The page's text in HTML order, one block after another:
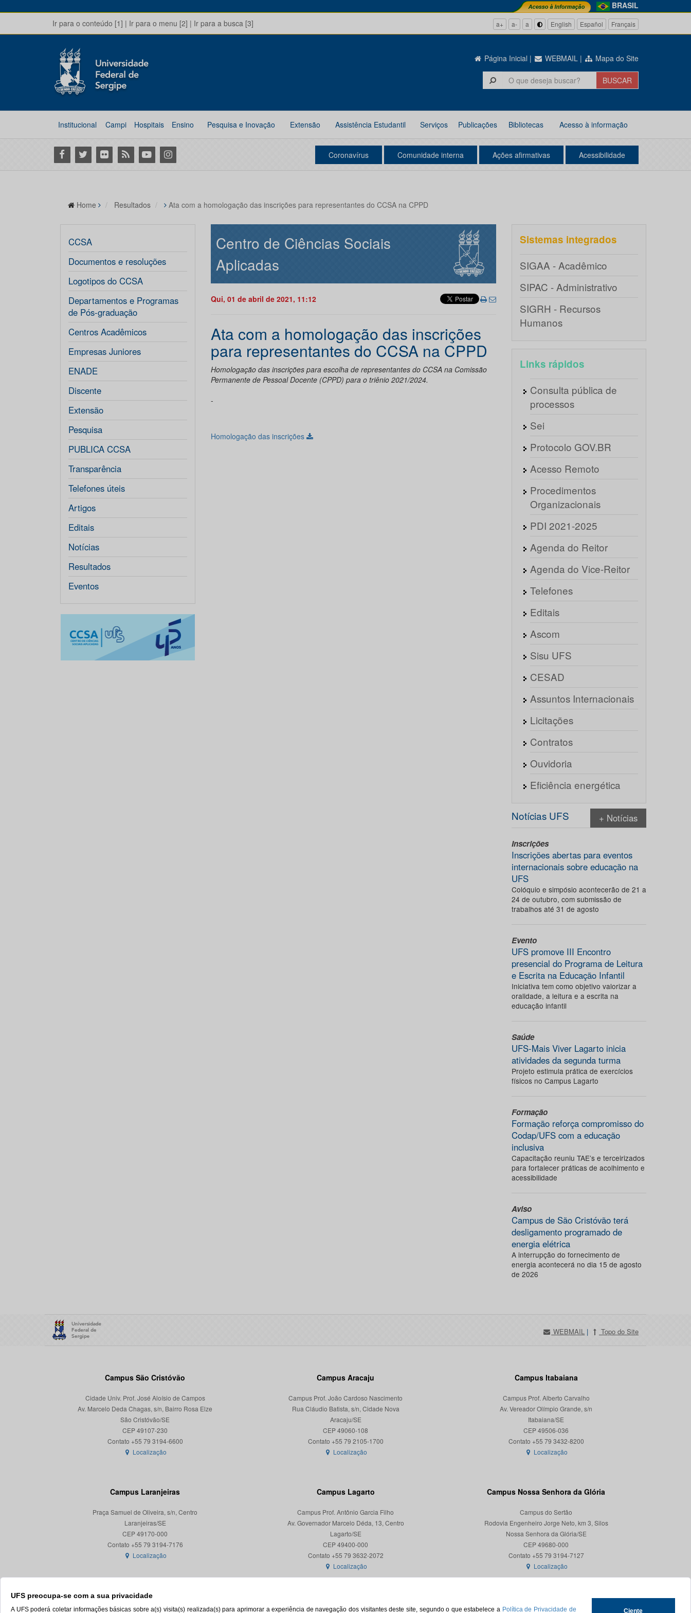
BRASIL
Ir para o conteúdo [1] | Ir para o menu [2] | Ir para a busca [3] a+ a- a English Español Français
Página Inicial | WEBMAIL | Mapa do Site
Institucional Campi Hospitais Ensino Pesquisa e Inovação Extensão Assistência Estudantil Serviços Publicações Bibliotecas Acesso à informação
Facebook
Twitter Flickr RSS YoutubeInstagram Coronavírus Comunidade interna Ações afirmativas Acessibilidade
UFS preocupa-se com a sua privacidade
A UFS poderá coletar informações básicas sobre a(s) visita(s) realizada(s) para aprimorar a experiência de navegação dos visitantes deste site, segundo o que estabelece a Política de Privacidade de Ciente
Home Resultados Ata com a homologação das inscrições para representantes do CCSA na CPPD
CCSA
Documentos e resoluções
Logotipos do CCSA
Departamentos e Programas
de Pós-graduação
Centros Acadêmicos
Empresas Juniores
ENADE
Discente
Extensão
Pesquisa
PUBLICA CCSA
Transparência
Telefones úteis
Artigos
Editais
Notícias
Resultados
Eventos
Centro de Ciências Sociais
Aplicadas
Qui, 01 de abril de 2021, 11:12
Ata com a homologação das inscrições
para representantes do CCSA na CPPD
Homologação das inscrições para escolha de representantes do CCSA na Comissão
Permanente de Pessoal Docente (CPPD) para o triênio 2021/2024.
-
Homologação das inscrições
Sistemas integrados
SIGAA - Acadêmico
SIPAC - Administrativo
SIGRH - Recursos
Humanos
Links rápidos
Consulta pública de
processos
Sei
Protocolo GOV.BR
Acesso Remoto
Procedimentos
Organizacionais
PDI 2021-2025
Agenda do Reitor
Agenda do Vice-Reitor
Telefones
Editais
Ascom
Sisu UFS
CESAD
Assuntos Internacionais
Licitações
Contratos
Ouvidoria
Eficiência energética
Notícias UFS + Notícias
Inscrições
Inscrições abertas para eventos
internacionais sobre educação na
UFS
Colóquio e simpósio acontecerão de 21 a
24 de outubro, com submissão de
trabalhos até 31 de agosto
Evento
UFS promove III Encontro
presencial do Programa de Leitura
e Escrita na Educação Infantil
Iniciativa tem como objetivo valorizar a
oralidade, a leitura e a escrita na
educação infantil
Saúde
UFS-Mais Viver Lagarto inicia
atividades da segunda turma
Projeto estimula prática de exercícios
físicos no Campus Lagarto
Formação
Formação reforça compromisso do
Codap/UFS com a educação
inclusiva
Capacitação reuniu TAE’s e terceirizados
para fortalecer práticas de acolhimento e
acessibilidade
Aviso
Campus de São Cristóvão terá
desligamento programado de
energia elétrica
A interrupção do fornecimento de
energia acontecerá no dia 15 de agosto
de 2026
WEBMAIL | Topo do Site
Campus São Cristóvão
Cidade Univ. Prof. José Aloísio de Campos
Av. Marcelo Deda Chagas, s/n, Bairro Rosa Elze
São Cristóvão/SE
CEP 49107-230
Localização
Campus Aracaju
Campus Prof. João Cardoso Nascimento
Rua Cláudio Batista, s/n, Cidade Nova
Aracaju/SE
CEP 49060-108
Localização
Campus Itabaiana
Campus Prof. Alberto Carvalho
Av. Vereador Olímpio Grande, s/n
Itabaiana/SE
CEP 49506-036
Localização
Campus Laranjeiras
Praça Samuel de Oliveira, s/n, Centro
Laranjeiras/SE
CEP 49170-000
Localização
Campus Lagarto
Campus Prof. Antônio Garcia Filho
Av. Governador Marcelo Déda, 13, Centro
Lagarto/SE
CEP 49400-000
Localização
Campus Nossa Senhora da Glória
Campus do Sertão
Rodovia Engenheiro Jorge Neto, km 3, Silos
Nossa Senhora da Glória/SE
CEP 49680-000
Contato +55 79 3194-7127
Localização